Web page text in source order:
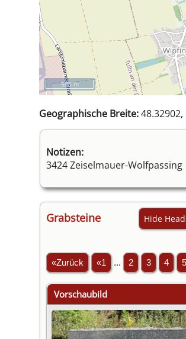
500 m
Geographische Breite:48.32902,
Notizen:
3424 Zeiselmauer-Wolfpassing
Grabsteine Hide
«Zurück «1 ... 2 3 4 5
Vorschaubild